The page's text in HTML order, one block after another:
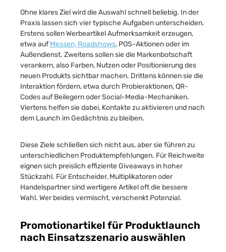
Ohne klares Ziel wird die Auswahl schnell beliebig. In der
Praxis lassen sich vier typische Aufgaben unterscheiden.
Erstens sollen Werbeartikel Aufmerksamkeit erzeugen,
etwa aufMessen, Roadshows, POS-Aktionen oder im
Außendienst. Zweitens sollen sie die Markenbotschaft
verankern, also Farben, Nutzen oder Positionierung des
neuen Produkts sichtbar machen. Drittens können sie die
Interaktion fördern, etwa durch Probieraktionen, QR-
Codes auf Beilegern oder Social-Media-Mechaniken.
Viertens helfen sie dabei, Kontakte zu aktivieren und nach
dem Launch im Gedächtnis zu bleiben.
Diese Ziele schließen sich nicht aus, aber sie führen zu
unterschiedlichen Produktempfehlungen. Für Reichweite
eignen sich preislich effiziente Giveaways in hoher
Stückzahl. Für Entscheider, Multiplikatoren oder
Handelspartner sind wertigere Artikel oft die bessere
Wahl. Wer beides vermischt, verschenkt Potenzial.
Promotionartikel für Produktlaunch
nach Einsatzszenario auswählen